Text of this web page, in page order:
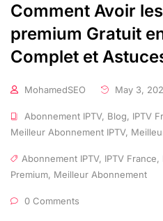
Comment Avoir
premium Gratuit
Complet et
MohamedSEO May 3,
Abonnement IPTV, Blog, IPTV
Meilleur Abonnement IPTV,
Abonnement IPTV, IPTV France,
Premium, Meilleur Abonnement
0 Comments